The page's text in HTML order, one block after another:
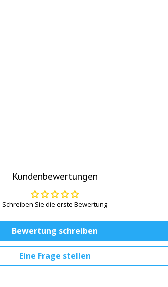
Kundenbewertungen
Schreiben Sie die erste Bewertung
Bewertung schreiben
Eine Frage stellen